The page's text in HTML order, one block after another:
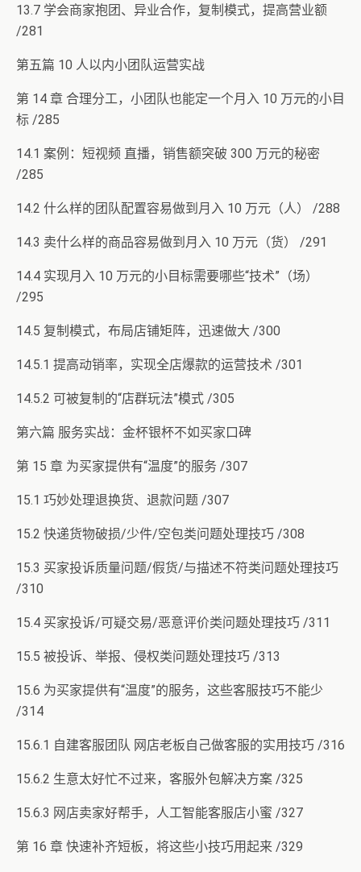
13.7 学会商家抱团、异业合作，复制模式，提高营业额
/281
第五篇 10 人以内小团队运营实战
第 14 章 合理分工，小团队也能定一个月入 10 万元的小目
标 /285
14.1 案例：短视频 直播，销售额突破 300 万元的秘密
/285
14.2 什么样的团队配置容易做到月入 10 万元（人） /288
14.3 卖什么样的商品容易做到月入 10 万元（货） /291
14.4 实现月入 10 万元的小目标需要哪些“技术”（场）
/295
14.5 复制模式，布局店铺矩阵，迅速做大 /300
14.5.1 提高动销率，实现全店爆款的运营技术 /301
14.5.2 可被复制的“店群玩法”模式 /305
第六篇 服务实战：金杯银杯不如买家口碑
第 15 章 为买家提供有“温度”的服务 /307
15.1 巧妙处理退换货、退款问题 /307
15.2 快递货物破损/少件/空包类问题处理技巧 /308
15.3 买家投诉质量问题/假货/与描述不符类问题处理技巧
/310
15.4 买家投诉/可疑交易/恶意评价类问题处理技巧 /311
15.5 被投诉、举报、侵权类问题处理技巧 /313
15.6 为买家提供有“温度”的服务，这些客服技巧不能少
/314
15.6.1 自建客服团队 网店老板自己做客服的实用技巧 /316
15.6.2 生意太好忙不过来，客服外包解决方案 /325
15.6.3 网店卖家好帮手，人工智能客服店小蜜 /327
第 16 章 快速补齐短板，将这些小技巧用起来 /329